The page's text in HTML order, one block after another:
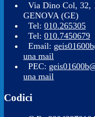
Via Dino Col, 32,
GENOVA (GE)
Tel: 010.265305
Tel: 010.7450679
Email:
una mail
PEC:
una mail
Codici